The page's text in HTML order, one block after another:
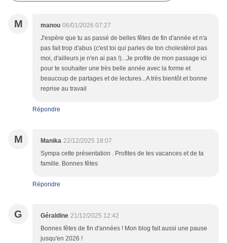
M manou 06/01/2026 07:27
J'espère que tu as passé de belles fêtes de fin d'année et n'a
pas fait trop d'abus (c'est toi qui parles de ton cholestérol pas
moi, d'ailleurs je n'en ai pas !)...Je profite de mon passage ici
pour te souhaiter une très belle année avec la forme et
beaucoup de partages et de lectures...A très bientôt et bonne
reprise au travail
Répondre
M Manika 22/12/2025 18:07
Sympa cette présentation . Profites de tes vacances et de ta
famille. Bonnes fêtes
Répondre
G Géraldine 21/12/2025 12:42
Bonnes fêtes de fin d'années ! Mon blog fait aussi une pause
jusqu'en 2026 !